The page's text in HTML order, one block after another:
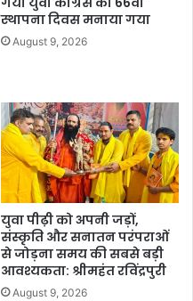
स्थापना दिवस मनाया गया
August 9, 2026
युवा पीढ़ी को अपनी जड़ों,
संस्कृति और सनातन परंपराओं
से जोड़ना समय की सबसे बड़ी
आवश्यकता: श्रीमहंत रविंद्रपुरी
August 9, 2026